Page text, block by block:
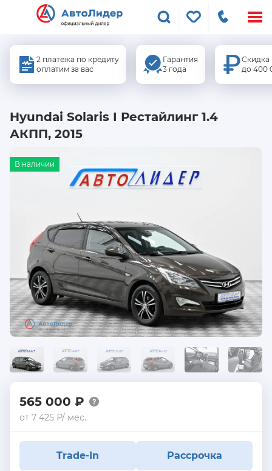
2 платежа по кредиту
оплатим за вас
Гарантия
3 года
Скидка
до 400
Hyundai Solaris I Рестайлинг 1.4
АКПП, 2015
В наличии
565 000 ₽
от 7 425 ₽/ мес.
Trade-In Рассрочка